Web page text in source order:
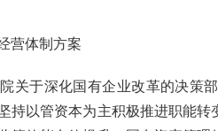
营体制方案
关于深化国有企业改革的决策
持以管资本为主积极推进职能